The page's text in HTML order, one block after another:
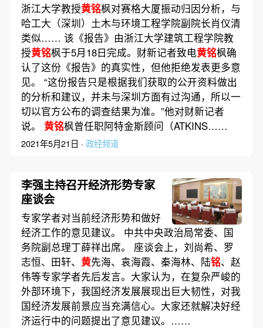
浙江大学教授黄铭枫对赛格大厦振动归因分析，与
哈工大（深圳）土木与环境工程学院副院长肖仪清
类似…… 该《报告》由浙江大学建筑工程学院教
授黄铭枫于5月18日完成。财新记者致电黄铭枫确
认了这份《报告》的真实性，但他拒绝发表更多意
见。 “这份报告只是根据我们获取的公开资料做出
的分析和建议，并未与深圳方面有过沟通，所以一
切以官方公布的调查结果为准。”他对财新记者
说。 黄铭枫曾任职阿特金斯顾问（ATKINS……
2021年5月21日 · 政经频道
李强主持召开经济形势专家
座谈会
专家学者对当前经济形势和做好
经济工作的意见建议。 中共中央政治局常委、国
务院副总理丁薛祥出席。 座谈会上，刘尚希、罗
志恒、田轩、 黄先海、袁海霞、秦海林、陆铭、赵
伟等专家学者先后发言。大家认为，在复杂严峻的
外部环境下，我国经济发展展现出巨大韧性，对我
国经济发展前景应当充满信心。大家还就解决好经
济运行中的问题提出了意见建议。……